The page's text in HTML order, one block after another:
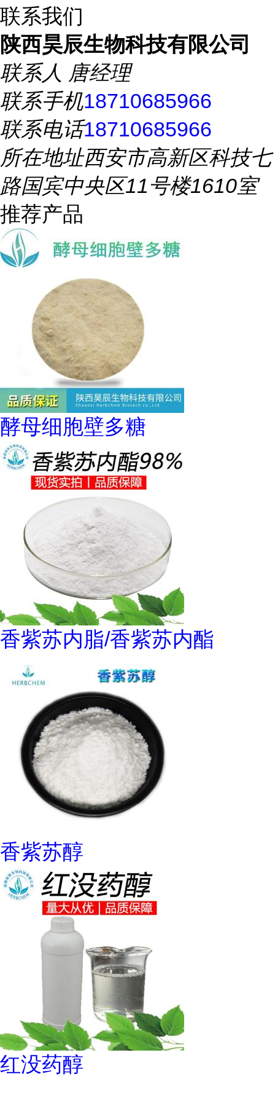
联系我们
陕西昊辰生物科技有限公司
联系人 唐经理
联系手机18710685966
联系电话18710685966
所在地址西安市高新区科技七
路国宾中央区11号楼1610室
推荐产品
酵母细胞壁多糖
香紫苏内脂/香紫苏内酯
香紫苏醇
红没药醇